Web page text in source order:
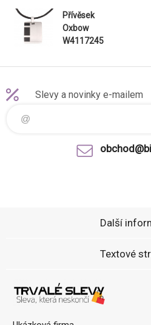
Přívěsek
Oxbow
W4117245
Slevy a novinky e-mailem
Další
Textové